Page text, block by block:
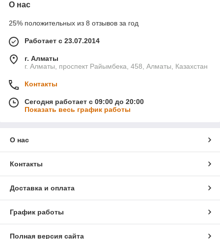
О нас
25% положительных из 8 отзывов за год
Работает с 23.07.2014
г. Алматы
г. Алматы, проспект Райымбека, 458, Алматы, Казахстан
Контакты
Сегодня работает с 09:00 до 20:00
Показать весь график работы
О нас
Контакты
Доставка и оплата
График работы
Полная версия сайта